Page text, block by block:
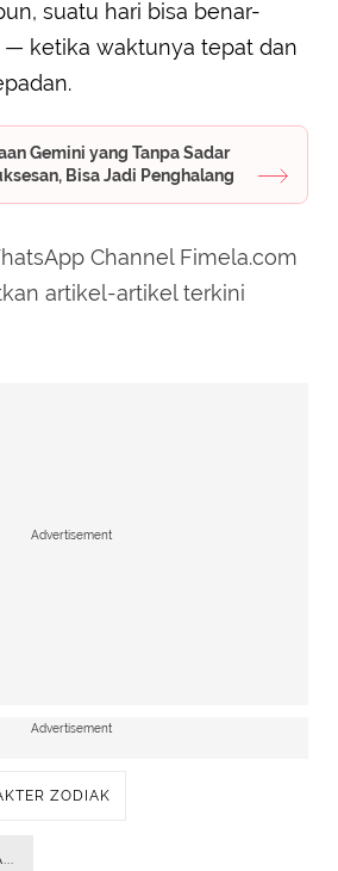
suatu hari bisa benar-
— ketika waktunya tepat dan
Gemini yang Tanpa Sadar
Bisa Jadi Penghalang
Channel Fimela.com
artikel-artikel terkini
Advertisement
Advertisement
ZODIAK